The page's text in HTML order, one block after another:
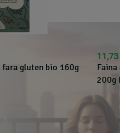
Faina de seminte in fara